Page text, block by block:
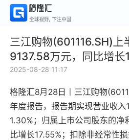
全球视野, 下注中国
三江购物(601116.SH)上
9137.58万元，同比增长
2025-08-28 11:17
格隆汇8月28日丨三江购物
年度报告，报告期实现营业收
1.30%；归属上市公司股东的净
比增长17.55%；扣除非经常性